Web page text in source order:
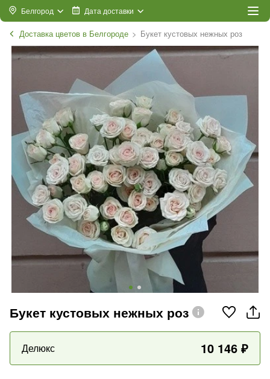
Белгород Дата доставки
Доставка цветов в Белгороде Букет кустовых нежных роз
Букет кустовых нежных роз
Делюкс 10 146 ₽